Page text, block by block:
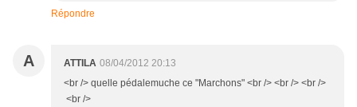
Répondre
A ATTILA 08/04/2012 20:13
<br /> quelle pédalemuche ce "Marchons" <br /> <br /> <br />
<br />